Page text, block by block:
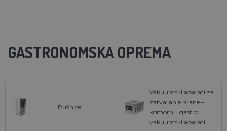
GASTRONOMSKA OPREMA
Pušnice
Vakuumski aparati za
zatvaranje hrane –
komorni i gastro
vakuumski aparati